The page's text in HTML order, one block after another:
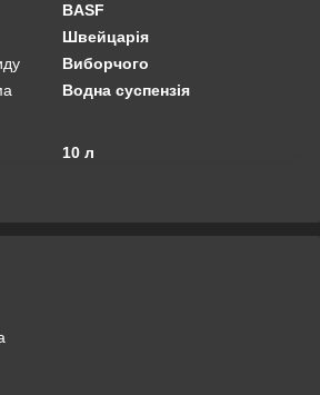
BASF
Швейцарія
Виборчого
Водна суспензія
10 л